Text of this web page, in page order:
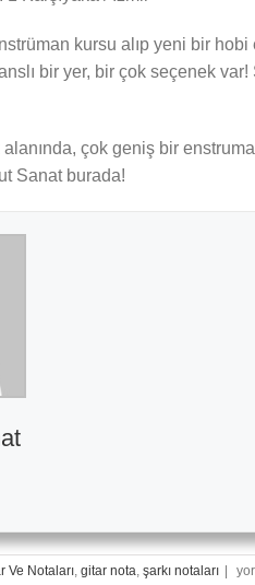
kursu alıp yeni bir
bir yer, bir çok seçenek
alanında, çok geniş bir
Sanat burada!
Ve Notaları, gitar nota, şarkı notaları